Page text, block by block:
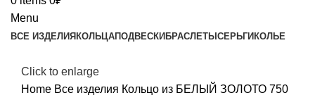
Menu
ВСЕ ИЗДЕЛИЯ КОЛЬЦАПОДВЕСКИ БРАСЛЕТЫ СЕРЬГИ КОЛЬЕ
Click to enlarge
Home Все изделия Кольцо из БЕЛЫЙ ЗОЛОТО 750